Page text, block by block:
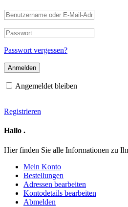
Benutzername
oder
E-
Mail-
Adresse
Passwort
Passwort vergessen?
Angemeldet bleiben
Registrieren
Hallo .
Hier finden Sie alle Informationen zu
Mein Konto
Bestellungen
Adressen bearbeiten
Kontodetails bearbeiten
Abmelden